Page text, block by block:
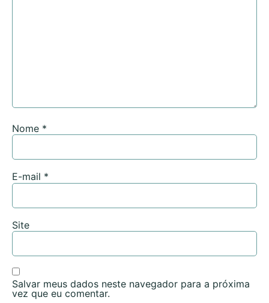
Nome *
E-mail *
Site
Salvar meus dados neste navegador para a próxima
vez que eu comentar.